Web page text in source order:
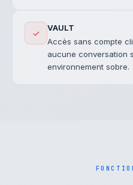
✓
VAULT
Accès sans compte
aucune conversation
environnement sobre.